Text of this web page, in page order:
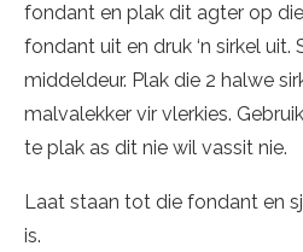
fondant en plak dit agter op
fondant uit en druk ‘n sirkel uit.
middeldeur. Plak die 2 halwe
malvalekker vir vlerkies.
te plak as dit nie wil vassit nie.
Laat staan tot die fondant en
is.